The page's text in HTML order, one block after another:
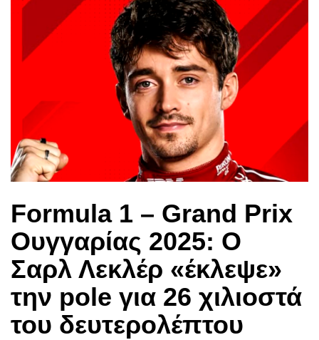
Formula 1 – Grand Prix
Ουγγαρίας 2025: Ο
Σαρλ Λεκλέρ «έκλεψε»
την pole για 26 χιλιοστά
του δευτερολέπτου